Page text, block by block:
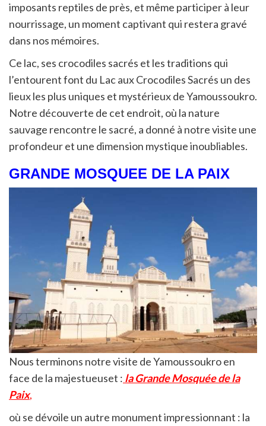
imposants reptiles de près, et même participer à leur
nourrissage, un moment captivant qui restera gravé
dans nos mémoires.
Ce lac, ses crocodiles sacrés et les traditions qui
l’entourent font du Lac aux Crocodiles Sacrés un des
lieux les plus uniques et mystérieux de Yamoussoukro.
Notre découverte de cet endroit, où la nature
sauvage rencontre le sacré, a donné à notre visite une
profondeur et une dimension mystique inoubliables.
GRANDE MOSQUEE DE LA PAIX
Nous terminons notre visite de Yamoussoukro en
face de la majestueuset : la Grande Mosquée de la
Paix,
où se dévoile un autre monument impressionnant : la